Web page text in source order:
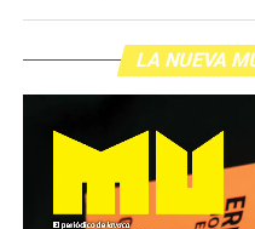
LA NUEVA